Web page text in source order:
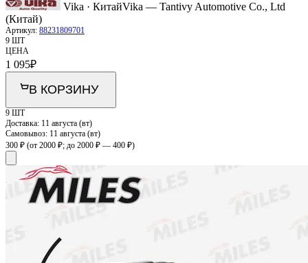
Vika · КитайVika — Tantivy Automotive Co., Ltd
(Китай)
Артикул: 88231809701
9 ШТ
ЦЕНА
1 095₽
В КОРЗИНУ
9 ШТ
Доставка: 11 августа (вт)
Самовывоз: 11 августа (вт)
300 ₽ (от 2000 ₽; до 2000 ₽ — 400 ₽)